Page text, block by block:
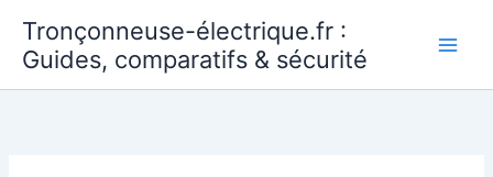
contenu
Tronçonneuse-électrique.fr :
Guides, comparatifs & sécurité